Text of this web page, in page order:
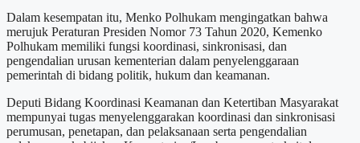
Dalam kesempatan itu, Menko Polhukam mengingatkan bahwa
merujuk Peraturan Presiden Nomor 73 Tahun 2020, Kemenko
Polhukam memiliki fungsi koordinasi, sinkronisasi, dan
pengendalian urusan kementerian dalam penyelenggaraan
pemerintah di bidang politik, hukum dan keamanan.
Deputi Bidang Koordinasi Keamanan dan Ketertiban Masyarakat
mempunyai tugas menyelenggarakan koordinasi dan sinkronisasi
perumusan, penetapan, dan pelaksanaan serta pengendalian